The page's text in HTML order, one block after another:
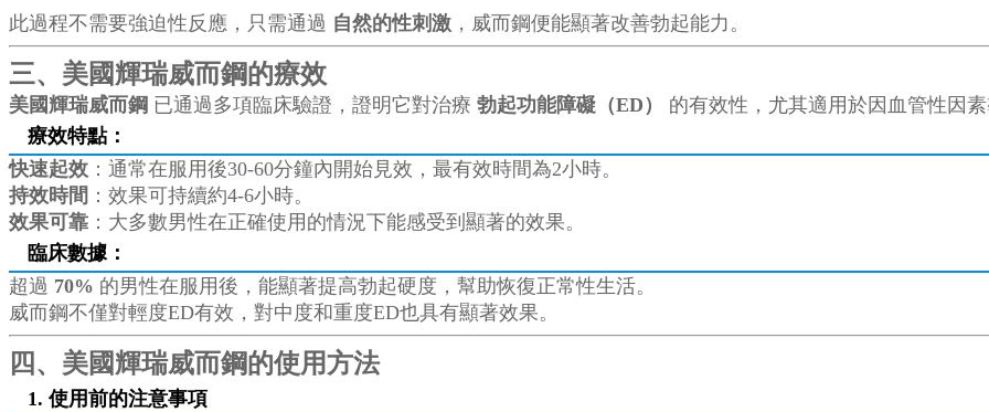
此過程不需要強迫性反應，只需通過 自然的性刺激 ，威而鋼便能顯著改善勃起能力。
三、美國輝瑞威而鋼的療效
美國輝瑞威而鋼 已通過多項臨床驗證，證明它對治療 勃起功能障礙（ED）
的有效性，尤其適用於因血管性因素
療效特點：
快速起效 ：通常在服用後30-60分鐘內開始見效，最有效時間為2小時。
持效時間 ：效果可持續約4-6小時。
效果可靠 ：大多數男性在正確使用的情況下能感受到顯著的效果。
臨床數據：
超過 70% 的男性在服用後，能顯著提高勃起硬度，幫助恢復正常性生活。
威而鋼不僅對輕度ED有效，對中度和重度ED也具有顯著效果。
四、美國輝瑞威而鋼的使用方法
1. 使用前的注意事項